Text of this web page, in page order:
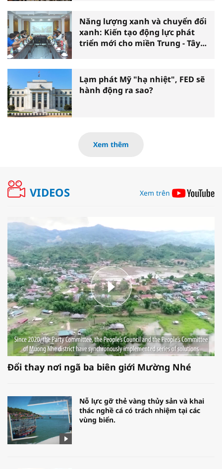
Năng lượng xanh và chuyển đổi
xanh: Kiến tạo động lực phát
triển mới cho miền Trung - Tây
Lạm phát Mỹ "hạ nhiệt", FED sẽ
hành động ra sao?
Xem thêm
VIDEOS Xem trên
Đổi thay nơi ngã ba biên giới Mường Nhé
Nỗ lực gỡ thẻ vàng thủy sản và khai
thác nghề cá có trách nhiệm tại các
vùng biển.